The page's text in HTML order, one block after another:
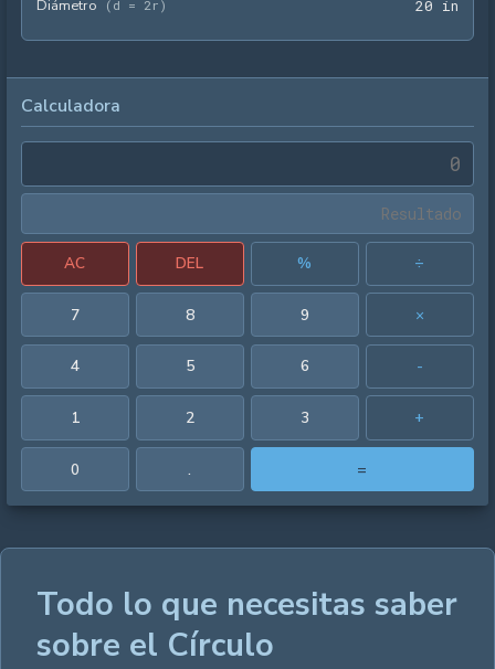
Diámetro ( d = 2r ) 20 in
Calculadora
AC DEL % ÷
7 8 9 ×
4 5 6 -
1 2 3 +
0 . =
Todo lo que necesitas saber
sobre el Círculo